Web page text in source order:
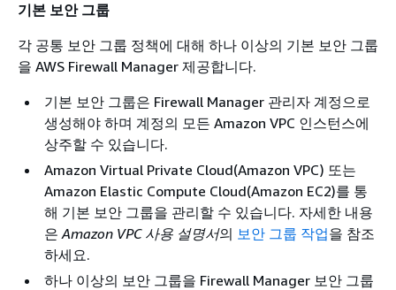
기본 보안 그룹
각 공통 보안 그룹 정책에 대해 하나 이상의 기본 보안 그룹
을 AWS Firewall Manager 제공합니다.
기본 보안 그룹은 Firewall Manager 관리자 계정으로
생성해야 하며 계정의 모든 Amazon VPC 인스턴스에
상주할 수 있습니다.
Amazon Virtual Private Cloud(Amazon VPC) 또는
Amazon Elastic Compute Cloud(Amazon EC2)를 통
해 기본 보안 그룹을 관리할 수 있습니다. 자세한 내용
은Amazon VPC 사용 설명서의 보안 그룹 작업을 참조
하세요.
하나 이상의 보안 그룹을 Firewall Manager 보안 그룹